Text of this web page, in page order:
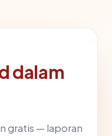
dalam
gratis — laporan